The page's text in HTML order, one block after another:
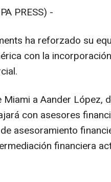
PRESS) -
ha reforzado su
con la
a Aander López,
con asesores
asesoramiento
financiera